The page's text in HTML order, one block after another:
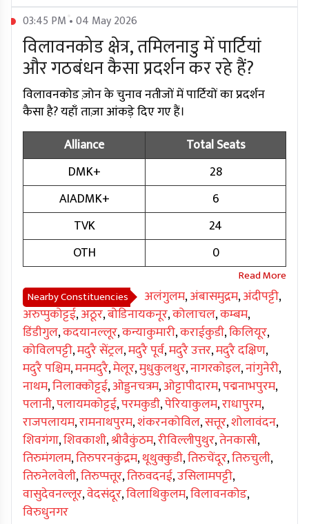
03:45 PM • 04 May 2026
विलावनकोड क्षेत्र, तमिलनाडु में पार्टियां
और गठबंधन कैसा प्रदर्शन कर रहे हैं?
विलावनकोड ज़ोन के चुनाव नतीजों में पार्टियों का प्रदर्शन
कैसा है? यहाँ ताज़ा आंकड़े दिए गए हैं।
Alliance
Total Seats
DMK+
28
AIADMK+
6
TVK
24
OTH
0
Nearby Constituencies अलंगुलम,अंबासमुद्रम,अंदीपट्टी,
अरुप्पुकोट्टई,अठूर,बोडिनायकनूर,कोलाचल,कम्बम,
डिंडीगुल,कदयानल्लूर,कन्याकुमारी,कराईकुडी,किलियूर,
कोविलपट्टी,मदुरै सेंट्रल,मदुरै पूर्व,मदुरै उत्तर,मदुरै दक्षिण,
मदुरै पश्चिम,मनमदुरै,मेलूर,मुधुकुलथुर,नागरकोइल,नांगुनेरी,
नाथम,निलाक्कोट्टई,ओड्डनचत्रम,ओट्टापीदारम,पद्मनाभपुरम,
पलानी,पलायमकोट्टई,परमकुडी,पेरियाकुलम,राधापुरम,
राजपलायम,रामनाथपुरम,शंकरनकोविल,सत्तूर,शोलावंदन,
शिवगंगा,शिवकाशी,श्रीवैकुंठम,रीविल्लीपुथुर,तेनकासी,
तिरुमंगलम,तिरुपरनकुंद्रम,थूथुक्कुडी,तिरुचेंदूर,तिरुचुली,
तिरुनेलवेली,तिरुप्पत्तूर,तिरुवदनई,उसिलामपट्टी,
वासुदेवनल्लूर,वेदसंदूर,विलाथिकुलम,विलावनकोड,
विरुधुनगर